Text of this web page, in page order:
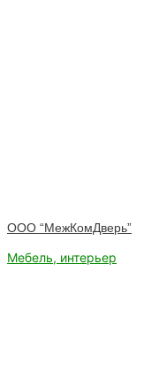
ООО “МежКомДверь”
Мебель, интерьер